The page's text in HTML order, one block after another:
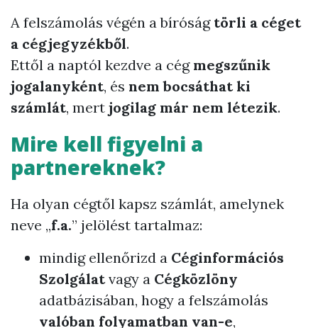
A felszámolás végén a bíróság törli a céget
a cégjegyzékből.
Ettől a naptól kezdve a cég megszűnik
jogalanyként, és nem bocsáthat ki
számlát, mert jogilag már nem létezik.
Mire kell figyelni a
partnereknek?
Ha olyan cégtől kapsz számlát, amelynek
neve „f.a.” jelölést tartalmaz:
mindig ellenőrizd a Céginformációs
Szolgálatvagy a Cégközlöny
adatbázisában, hogy a felszámolás
valóban folyamatban van-e,